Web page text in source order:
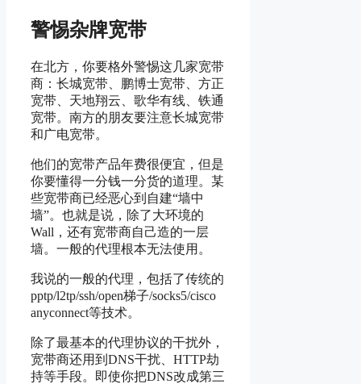
警惕杂牌宽带
在北方，你要格外警惕这几家宽带
商：长城宽带、鹏博士宽带、方正
宽带、天地翔云、歌华有线、铁通
宽带。南方的朋友要注意长城宽带
和广电宽带。
他们的宽带产品年费很便宜，但是
你要懂得一分钱一分货的道理。某
些宽带商已经恶心到自建“墙中
墙”。也就是说，除了大环境的
Wall，还有宽带商自己造的一层
墙。一般的代理根本无法使用。
我说的一般的代理，包括了传统的
pptp/l2tp/ssh/open梯子/socks5/cisco
anyconnect等技术。
除了最基本的代理协议的干扰外，
宽带商还用到DNS干扰、HTTP劫
持等手段。即使你把DNS改成第三